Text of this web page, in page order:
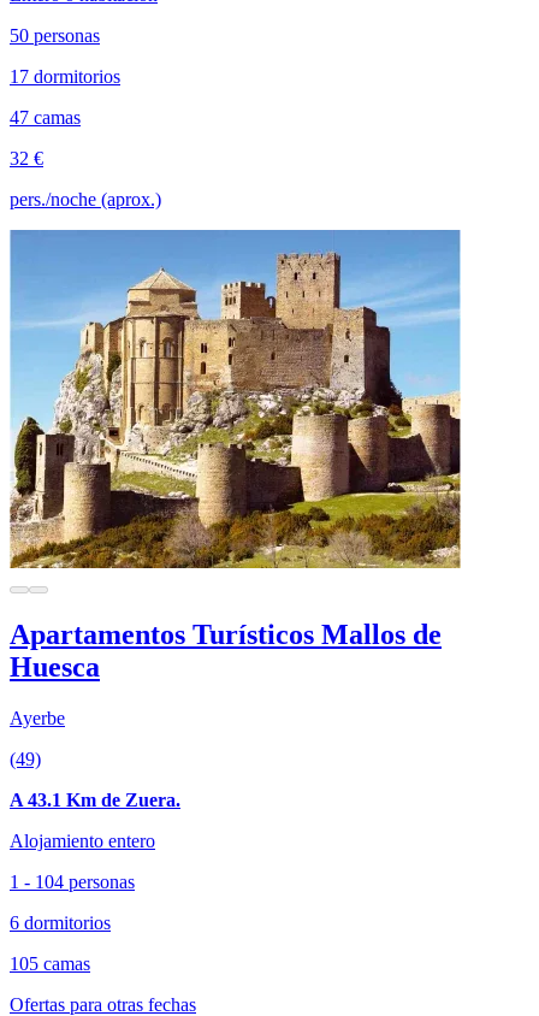
50 personas
17 dormitorios
47 camas
32 €
pers./noche (aprox.)
Apartamentos Turísticos Mallos de
Huesca
Ayerbe
(49)
A 43.1 Km de Zuera.
Alojamiento entero
1 - 104 personas
6 dormitorios
105 camas
Ofertas para otras fechas